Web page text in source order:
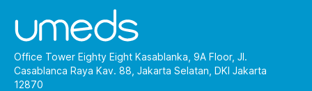
Office Tower Eighty Eight Kasablanka, 9A Floor, Jl.
Casablanca Raya Kav. 88, Jakarta Selatan, DKI Jakarta
12870